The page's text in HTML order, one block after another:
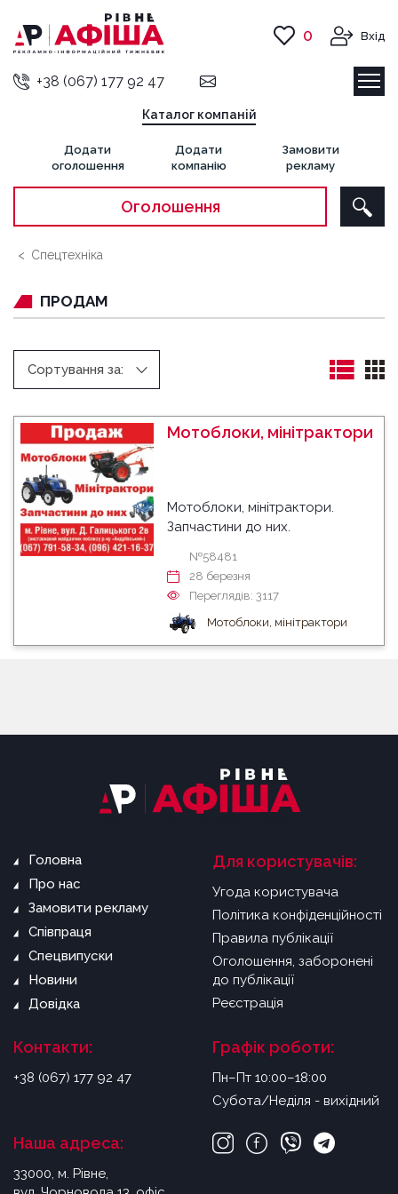
+38 (067) 177 92 47
Каталог компаній
Додати
оголошення
Додати
компанію
Замовити
рекламу
Оголошення
0 Вхід
Спецтехніка
ПРОДАМ
Сортування за:
Мотоблоки, мінітрактори
Мотоблоки, мінітрактори.
Запчастини до них.
№58481
28 березня
Переглядів: 3117
Мотоблоки, мінітрактори
Головна
Про нас
Замовити рекламу
Співпраця
Спецвипуски
Новини
Довідка
Для користувачів:
Угода користувача
Політика конфіденційності
Правила публікації
Оголошення, заборонені
до публікації
Реєстрація
Контакти:
+38 (067) 177 92 47
Графік роботи:
Пн–Пт 10:00–18:00
Субота/Неділя - вихідний
Наша адреса:
33000, м. Рівне,